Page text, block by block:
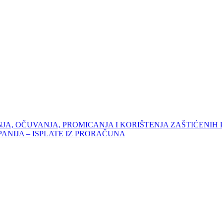
OČUVANJA, PROMICANJA I KORIŠTENJA ZAŠTIĆENIH
– ISPLATE IZ PRORAČUNA